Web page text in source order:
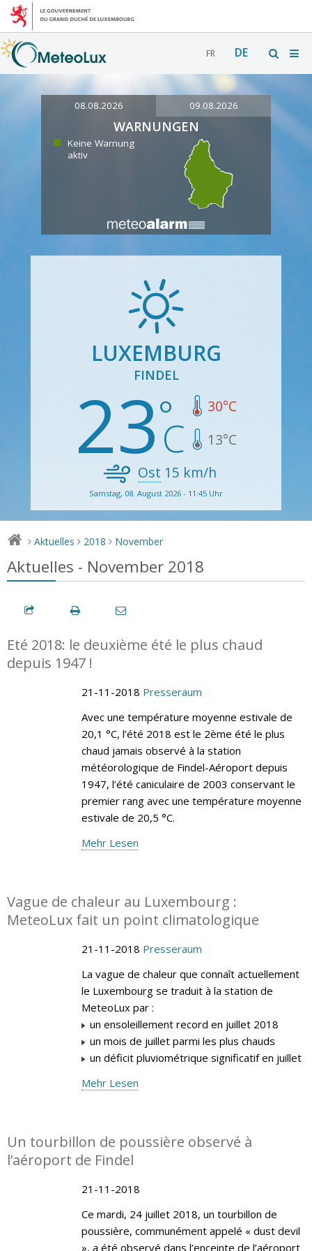
FR DE
08.08.2026 09.08.2026
WARNUNGEN
Keine Warnung
aktiv
LUXEMBURG
FINDEL
23 30°C
13°C
Ost 15 km/h
Samstag, 08. August 2026 - 11:45 Uhr
> Aktuelles > 2018 > November
Aktuelles - November 2018
Eté 2018: le deuxième été le plus chaud
depuis 1947 !
21-11-2018 Presseraum
Avec une température moyenne estivale de
20,1 °C, l’été 2018 est le 2ème été le plus
chaud jamais observé à la station
météorologique de Findel-Aéroport depuis
1947, l’été caniculaire de 2003 conservant le
premier rang avec une température moyenne
estivale de 20,5 °C.
Mehr Lesen
Vague de chaleur au Luxembourg :
MeteoLux fait un point climatologique
21-11-2018 Presseraum
La vague de chaleur que connaît actuellement
le Luxembourg se traduit à la station de
MeteoLux par :
un ensoleillement record en juillet 2018
un mois de juillet parmi les plus chauds
un déficit pluviométrique significatif en juillet
Mehr Lesen
Un tourbillon de poussière observé à
l’aéroport de Findel
21-11-2018
Ce mardi, 24 juillet 2018, un tourbillon de
poussière, communément appelé « dust devil
», a été observé dans l’enceinte de l’aéroport